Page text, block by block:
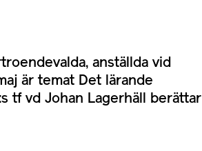
anställda vid
är temat Det lärande
tf vd Johan Lagerhäll berättar